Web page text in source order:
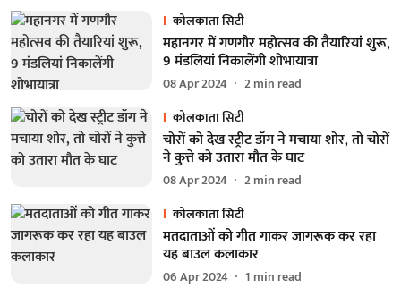
कोलकाता सिटी
महानगर में गणगौर महोत्सव की तैयारियां शुरू,
9 मंडलियां निकालेंगी शोभायात्रा
08 Apr 2024 2min read
कोलकाता सिटी
चोरों को देख स्ट्रीट डॉग ने मचाया शोर, तो चोरों
ने कुत्ते को उतारा मौत के घाट
08 Apr 2024 2min read
कोलकाता सिटी
मतदाताओं को गीत गाकर जागरूक कर रहा
यह बाउल कलाकार
06 Apr 2024 1 min read